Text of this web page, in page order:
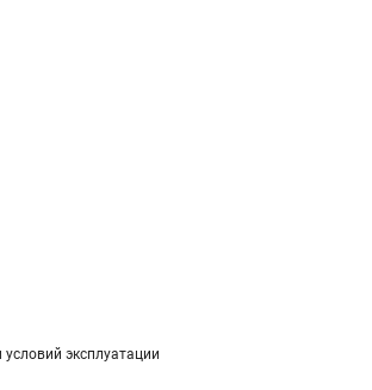
эксплуатации